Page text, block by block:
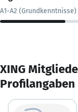
A1-A2 (Grundkenntnisse)
XING
Profilangaben